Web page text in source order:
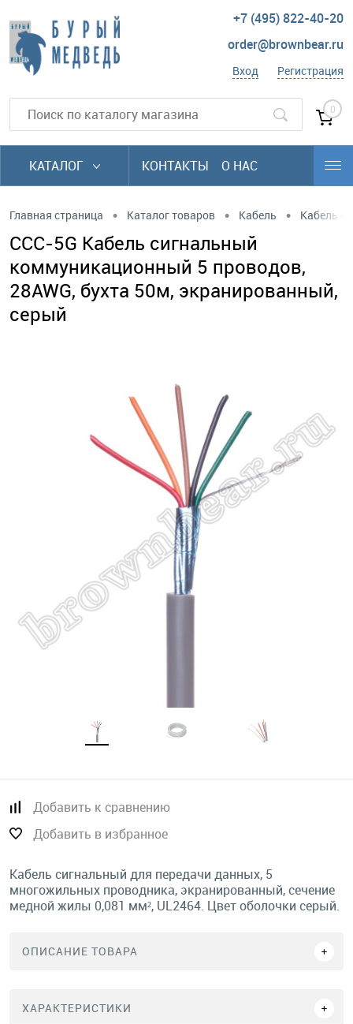
+7 (495) 822-40-20
order@brownbear.ru
Вход Регистрация
0
КАТАЛОГ КОНТАКТЫ О НАС
Главная страница • Каталог товаров • Кабель • Кабель
CCC-5G Кабель сигнальный
коммуникационный 5 проводов,
28AWG, бухта 50м, экранированный,
серый
Добавить к сравнению
Добавить в избранное
Кабель сигнальный для передачи данных, 5
многожильных проводника, экранированный, сечение
медной жилы 0,081 мм², UL2464. Цвет оболочки серый.
ОПИСАНИЕ ТОВАРА
ХАРАКТЕРИСТИКИ